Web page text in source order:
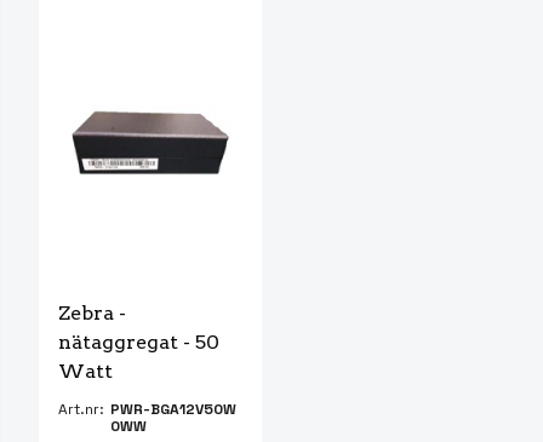
Zebra -
nätaggregat - 50
Watt
Art.nr: PWR-BGA12V50W
0WW